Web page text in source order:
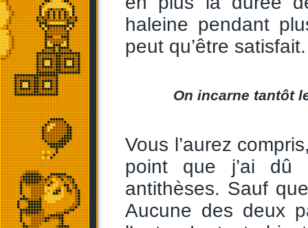
haleine pendant
peut qu’être satisfait.
On incarne tantôt
Vous l’aurez
point que j’ai dû
antithèses. Sauf
Aucune des deux